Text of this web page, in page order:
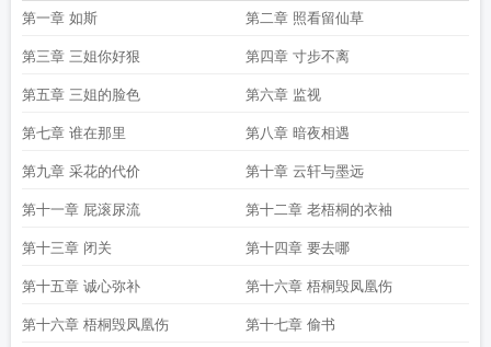
第一章 如斯 第二章 照看留仙草
第三章 三姐你好狠 第四章 寸步不离
第五章 三姐的脸色 第六章 监视
第七章 谁在那里 第八章 暗夜相遇
第九章 采花的代价 第十章 云轩与墨远
第十一章 屁滚尿流 第十二章 老梧桐的衣袖
第十三章 闭关 第十四章 要去哪
第十五章 诚心弥补 第十六章 梧桐毁凤凰伤
第十六章 梧桐毁凤凰伤 第十七章 偷书